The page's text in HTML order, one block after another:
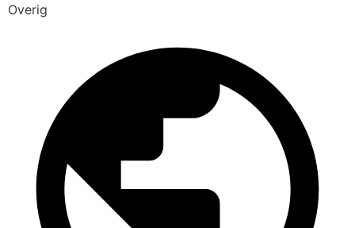
Overig